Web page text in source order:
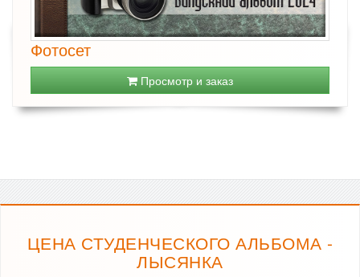
Фотосет
Просмотр и заказ
ЦЕНА СТУДЕНЧЕСКОГО АЛЬБОМА -
ЛЫСЯНКА